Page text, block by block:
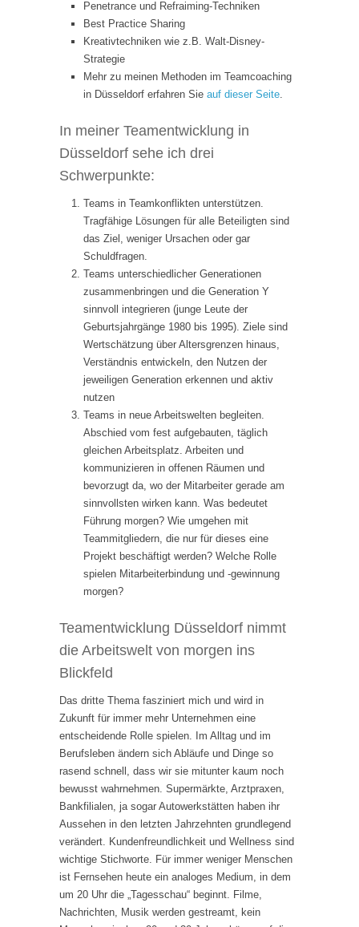
Penetrance und Refraiming-Techniken
Best Practice Sharing
Kreativtechniken wie z.B. Walt-Disney-
Strategie
Mehr zu meinen Methoden im Teamcoaching
in Düsseldorf erfahren Sie auf dieser Seite.
In meiner Teamentwicklung in
Düsseldorf sehe ich drei
Schwerpunkte:
Teams in Teamkonflikten unterstützen.
Tragfähige Lösungen für alle Beteiligten sind
das Ziel, weniger Ursachen oder gar
Schuldfragen.
Teams unterschiedlicher Generationen
zusammenbringen und die Generation Y
sinnvoll integrieren (junge Leute der
Geburtsjahrgänge 1980 bis 1995). Ziele sind
Wertschätzung über Altersgrenzen hinaus,
Verständnis entwickeln, den Nutzen der
jeweiligen Generation erkennen und aktiv
nutzen
Teams in neue Arbeitswelten begleiten.
Abschied vom fest aufgebauten, täglich
gleichen Arbeitsplatz. Arbeiten und
kommunizieren in offenen Räumen und
bevorzugt da, wo der Mitarbeiter gerade am
sinnvollsten wirken kann. Was bedeutet
Führung morgen? Wie umgehen mit
Teammitgliedern, die nur für dieses eine
Projekt beschäftigt werden? Welche Rolle
spielen Mitarbeiterbindung und -gewinnung
morgen?
Teamentwicklung Düsseldorf nimmt
die Arbeitswelt von morgen ins
Blickfeld
Das dritte Thema fasziniert mich und wird in
Zukunft für immer mehr Unternehmen eine
entscheidende Rolle spielen. Im Alltag und im
Berufsleben ändern sich Abläufe und Dinge so
rasend schnell, dass wir sie mitunter kaum noch
bewusst wahrnehmen. Supermärkte, Arztpraxen,
Bankfilialen, ja sogar Autowerkstätten haben ihr
Aussehen in den letzten Jahrzehnten grundlegend
verändert. Kundenfreundlichkeit und Wellness sind
wichtige Stichworte. Für immer weniger Menschen
ist Fernsehen heute ein analoges Medium, in dem
um 20 Uhr die „Tagesschau“ beginnt. Filme,
Nachrichten, Musik werden gestreamt, kein